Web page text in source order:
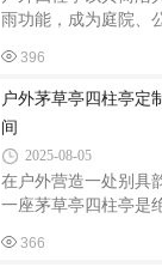
多顾客。例如，烧烤
烤”活动，利用推拉帐
雨功能，成为庭院、
座契合场景需求的四
构安全与施工细节。
点，为您梳理关键步
美学的平衡场景适配
格：庭院亭可精致小
则需考虑人流，适当
林宜选飞檐斗拱、
属框架与玻璃顶棚。
396
户外茅草亭四柱亭定
间
2025-08-05
在户外营造一处别具
一座茅草亭四柱亭是
息。下面为大家介绍
366